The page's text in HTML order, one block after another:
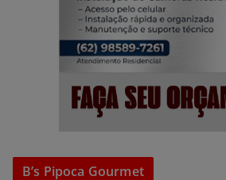
B’s Pipoca Gourmet